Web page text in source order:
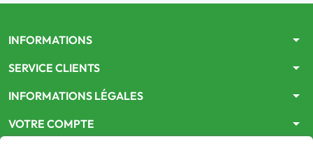
INFORMATIONS arrow_drop_down
SERVICE CLIENTS arrow_drop_down
INFORMATIONS LÉGALES arrow_drop_down
VOTRE COMPTE arrow_drop_down